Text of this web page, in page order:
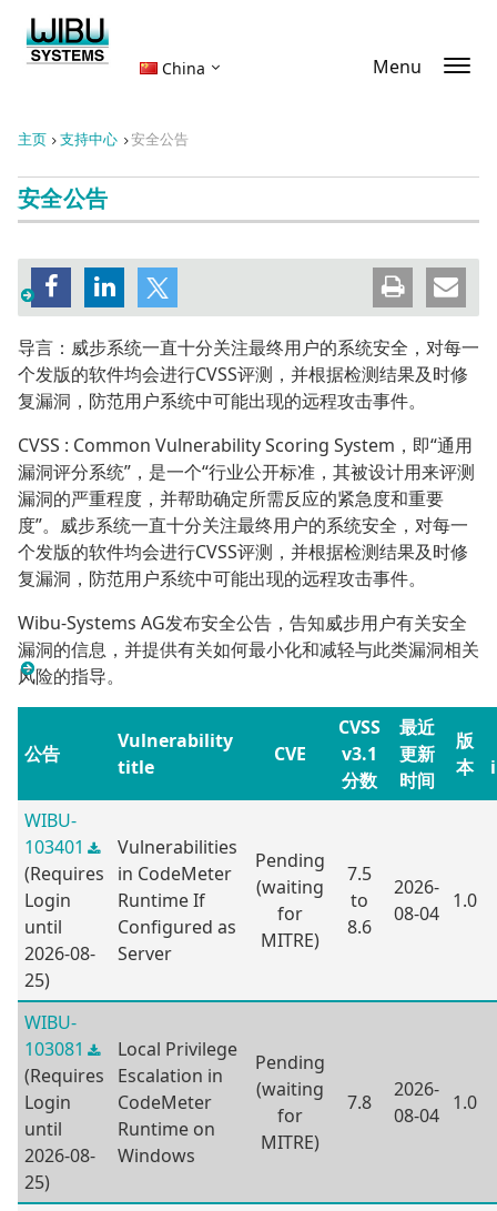
China Menu
主页 支持中心 安全公告
安全公告
导言：威步系统一直十分关注最终用户的系统安全，对每一
个发版的软件均会进行CVSS评测，并根据检测结果及时修
复漏洞，防范用户系统中可能出现的远程攻击事件。
CVSS : Common Vulnerability Scoring System，即“通用
漏洞评分系统”，是一个“行业公开标准，其被设计用来评测
漏洞的严重程度，并帮助确定所需反应的紧急度和重要
度”。威步系统一直十分关注最终用户的系统安全，对每一
个发版的软件均会进行CVSS评测，并根据检测结果及时修
复漏洞，防范用户系统中可能出现的远程攻击事件。
Wibu-Systems AG发布安全公告，告知威步用户有关安全
漏洞的信息，并提供有关如何最小化和减轻与此类漏洞相关
风险的指导。
公告
Vulnerability
title
CVE
CVSS
v3.1
分数
最近
更新
时间
版
本
WIBU-
103401
(Requires
Login
until
2026-08-
25)
Vulnerabilities
in CodeMeter
Runtime If
Configured as
Server
Pending
(waiting
for
MITRE)
7.5
to
8.6
2026-
08-04
1.0
WIBU-
103081
(Requires
Login
until
2026-08-
25)
Local Privilege
Escalation in
CodeMeter
Runtime on
Windows
Pending
(waiting
for
MITRE)
7.8
2026-
08-04
1.0